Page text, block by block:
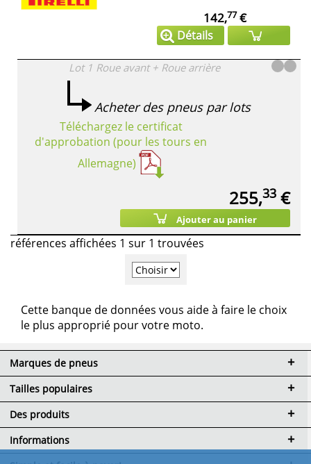
142,77€
Détails
Lot 1 Roue avant + Roue arrière
Acheter des pneus par lots
Téléchargez le certificat
d'approbation (pour les tours en
Allemagne)
255,33 €
Ajouter au panier
références affichées 1 sur 1 trouvées
Cette banque de données vous aide à faire le choix
le plus approprié pour votre moto.
Marques de pneus
Tailles populaires
Des produits
Informations